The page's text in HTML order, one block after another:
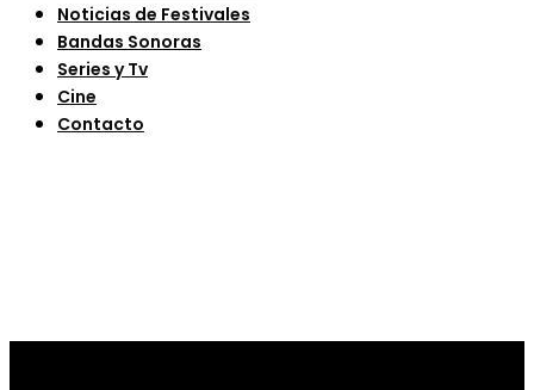
Noticias de Festivales
Bandas Sonoras
Series y Tv
Cine
Contacto